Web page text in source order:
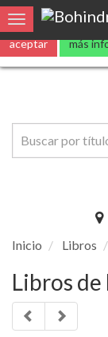
Utilizamoscookies
aceptar más
Toggle navigation
Inicio Libros
Libros